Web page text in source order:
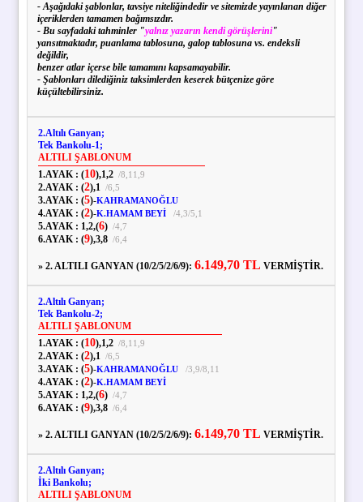
- Aşağıdaki şablonlar, tavsiye niteliğindedir ve sitemizde yayınlanan diğer
içeriklerden tamamen bağımsızdır.
- Bu sayfadaki tahminler "yalnız yazarın kendi görüşlerini"
yansıtmaktadır, puanlama tablosuna, galop tablosuna vs. endeksli
değildir,
benzer atlar içerse bile tamamını kapsamayabilir.
- Şablonları dilediğiniz taksimlerden keserek bütçenize göre
küçültebilirsiniz.
2.Altılı Ganyan;
Tek Bankolu-1;
ALTILI ŞABLONUM
1.AYAK : (10),1,2/8,11,9
2.AYAK : (2),1/6,5
3.AYAK : (5)-KAHRAMANOĞLU
4.AYAK : (2)-K.HAMAM BEYİ /4,3/5,1
5.AYAK : 1,2,(6)/4,7
6.AYAK : (9),3,8/6,4
» 2. ALTILI GANYAN (10/2/5/2/6/9): 6.149,70 TL VERMİŞTİR.
2.Altılı Ganyan;
Tek Bankolu-2;
ALTILI ŞABLONUM
1.AYAK : (10),1,2/8, 11, 9
2.AYAK : (2),1 /6, 5
3.AYAK : (5)-KAHRAMANOĞLU /3, 9/8, 11
4.AYAK : (2)-K.HAMAM BEYİ
5.AYAK : 1,2,(6)/4, 7
6.AYAK : (9),3,8/6, 4
» 2. ALTILI GANYAN (10/2/5/2/6/9): 6.149,70 TL VERMİŞTİR.
2.Altılı Ganyan;
İki Bankolu;
ALTILI ŞABLONUM